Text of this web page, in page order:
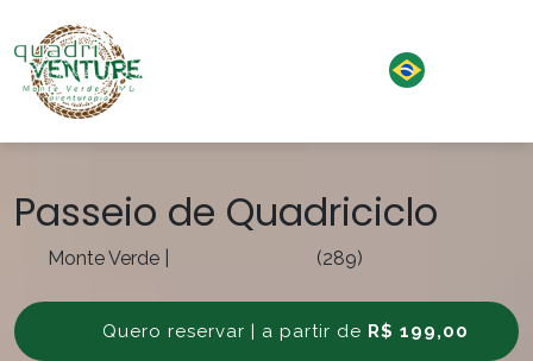
Passeio de Quadriciclo
Monte Verde (289)
Quero reservar | a partir de R$ 199,00